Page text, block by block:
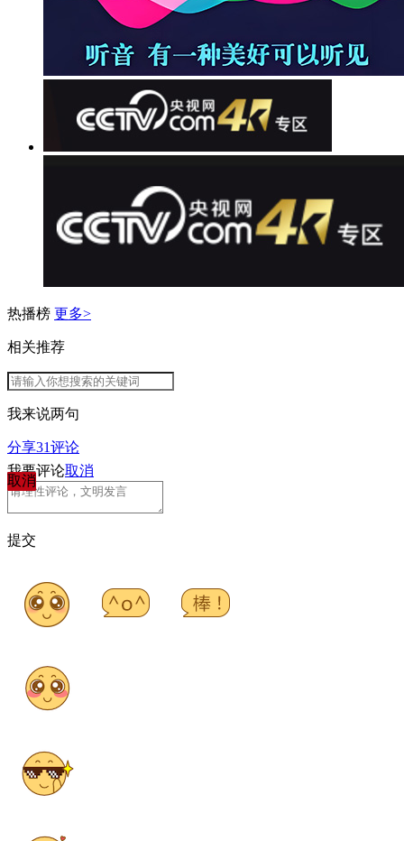
热播榜 更多>
相关推荐
我来说两句
分享31评论
取消
我要评论取消
提交